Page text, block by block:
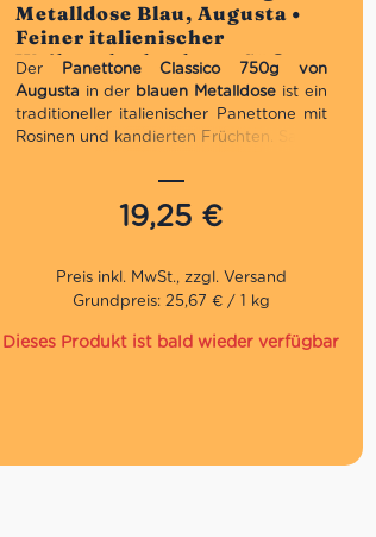
Metalldose Blau, Augusta •
Feiner italienischer
Weihnachtskuchen • Süßes
aus Italien
DerPanettone Classico 750g von
Augusta in der blauen Metalldose ist ein
traditioneller italienischer Panettone mit
Rosinen und kandierten Früchten. Saftig,
ein wahrer Genussklassiker zu
Weihnachten und dank seiner eleganten
Verpackung auch ein ideales
Exklusives Geschenk für
Mit Rosinen und kandierten
19,25 €
Grundpreis: 25,67 € / 1 kg
Dieses Produkt ist bald wieder verfügbar